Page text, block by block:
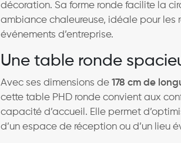
décoration. Sa forme ronde facilite la
ambiance chaleureuse, idéale pour les
événements d’entreprise.
Une table ronde
Avec ses dimensions de 178 cm de
cette table PHD ronde convient aux
capacité d’accueil. Elle permet
d’un espace de réception ou d’un lieu